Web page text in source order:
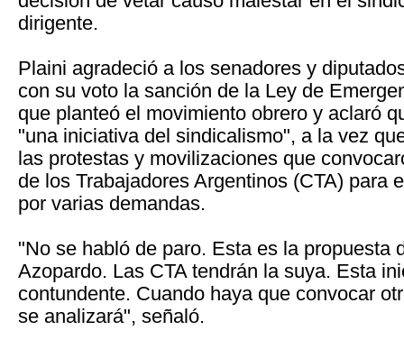
dirigente.
Plaini agradeció a los senadores y
con su voto la sanción de la Ley de
que planteó el movimiento obrero y aclaró
"una iniciativa del sindicalismo", a la vez
las protestas y movilizaciones que
de los Trabajadores Argentinos (CTA) para
por varias demandas.
"No se habló de paro. Esta es la propuesta
Azopardo. Las CTA tendrán la suya. Esta
contundente. Cuando haya que convocar
se analizará", señaló.